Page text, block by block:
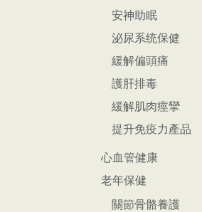
安神助眠
泌尿系统保健
緩解偏頭痛
護肝排毒
緩解肌肉痙攣
提升免疫力產品
心血管健康
老年保健
關節骨骼養護